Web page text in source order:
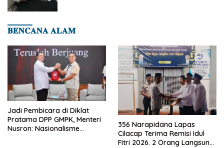
𝐁𝐄𝐍𝐂𝐀𝐍𝐀 𝐀𝐋𝐀𝐌
Jadi Pembicara di Diklat
Pratama DPP GMPK, Menteri
Nusron: Nasionalisme
356 Narapidana Lapas
Cilacap Terima Remisi Idul
Fitri 2026. 2 Orang Langsung